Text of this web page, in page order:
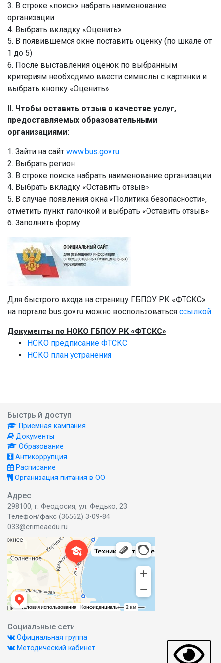
3. В строке «поиск» набрать наименование
организации
4. Выбрать вкладку «Оценить»
5. В появившемся окне поставить оценку (по шкале от
1 до 5)
6. После выставления оценок по выбранным
критериям необходимо ввести символы с картинки и
выбрать кнопку «Оценить»
II. Чтобы оставить отзыв о качестве услуг,
предоставляемых образовательными
организациями:
1. Зайти на сайт www.bus.gov.ru
2. Выбрать регион
3. В строке поиска набрать наименование организации
4. Выбрать вкладку «Оставить отзыв»
5. В случае появления окна «Политика безопасности»,
отметить пункт галочкой и выбрать «Оставить отзыв»
6. Заполнить форму
Для быстрого входа на страницу ГБПОУ РК «ФТСКС»
на портале bus.gov.ru можно воспользоваться ссылкой.
Документы по НОКО ГБПОУ РК «ФТСКС»
НОКО предписание ФТСКС
НОКО план устранения
Быстрый доступ
Приемная кампания
Документы
Образование
Антикоррупция
Расписание
Организация питания в ОО
Адрес
298100, г. Феодосия, ул. Федько, 23
Телефон/факс (36562) 3-09-84
033@crimeaedu.ru
Социальные сети
Официальная группа
Методический кабинет